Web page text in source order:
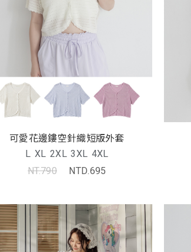
可愛花邊鏤空針織短版外套
L XL 2XL 3XL 4XL
NT.790
NTD.695